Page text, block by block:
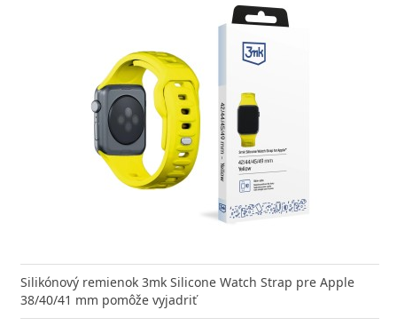
Silikónový remienok 3mk Silicone Watch Strap pre Apple
38/40/41 mm pomôže vyjadriť